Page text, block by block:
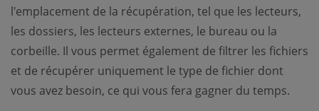
l'emplacement de la récupération, tel que les lecteurs,
les dossiers, les lecteurs externes, le bureau ou la
corbeille. Il vous permet également de filtrer les fichiers
et de récupérer uniquement le type de fichier dont
vous avez besoin, ce qui vous fera gagner du temps.